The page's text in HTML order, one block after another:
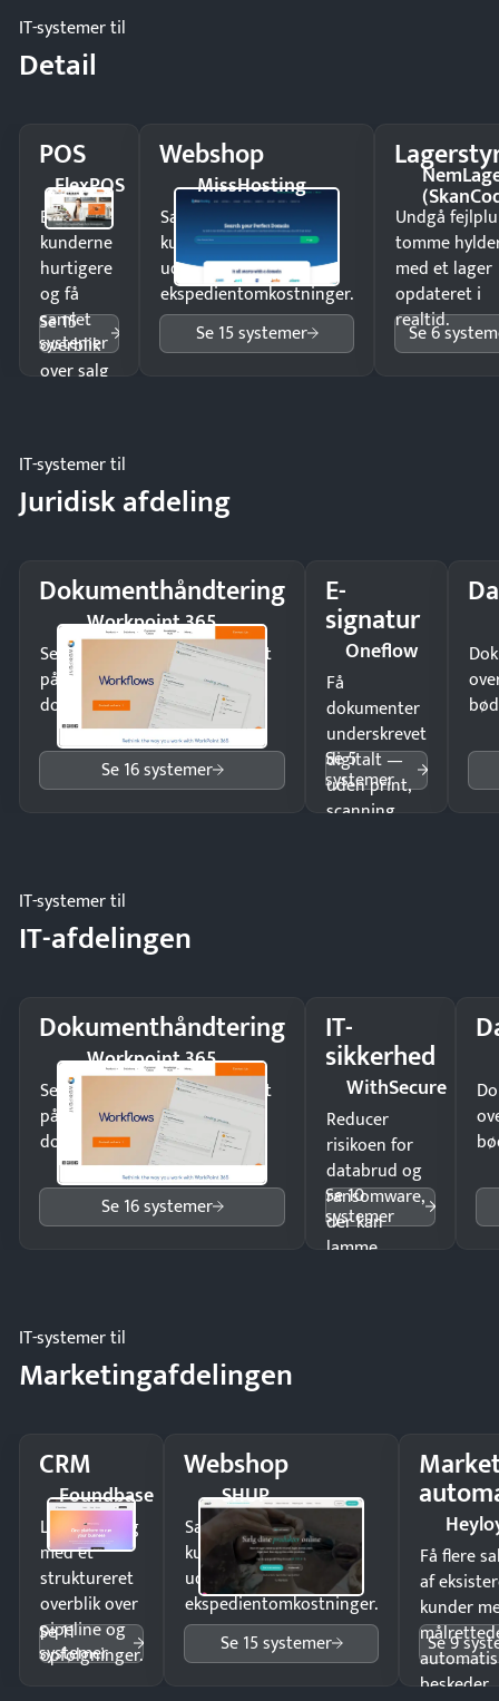
IT-systemer til
Detail
POS
FlexPOS
Ekspedér
kunderne
hurtigere
og få
samlet
overblik
over salg
Se 15
systemer
Webshop
MissHosting
Sælg produkter 24/7 til
kunder i hele landet
uden
ekspedientomkostninger.
Se 15 systemer
Undgå
tomme
med et lager
opdateret i
realtid.
Se 6
IT-systemer til
Juridisk afdeling
Dokumenthåndtering
Workpoint 365
Send kontrakter til underskrift
på minutter og mist ingen
dokumenter.
Se 16 systemer
E-
signatur
Oneflow
Få
dokumenter
underskrevet
digitalt —
uden print,
scanning
Se 5
systemer
IT-systemer til
IT-afdelingen
Dokumenthåndtering
Workpoint 365
Send kontrakter til underskrift
på minutter og mist ingen
dokumenter.
Se 16 systemer
IT-
sikkerhed
WithSecure
Reducer
risikoen for
databrud og
ransomware,
der kan
lamme
Se 10
systemer
IT-systemer til
Marketingafdelingen
CRM
Foundbase
Luk flere salg
med et
struktureret
overblik over
pipeline og
opfølgninger.
Se 11
systemer
Webshop
SHUP
Sælg produkter 24/7 til
kunder i hele landet
uden
ekspedientomkostninger.
Se 15 systemer
Få flere
af
kunder
beskeder.
Se 9